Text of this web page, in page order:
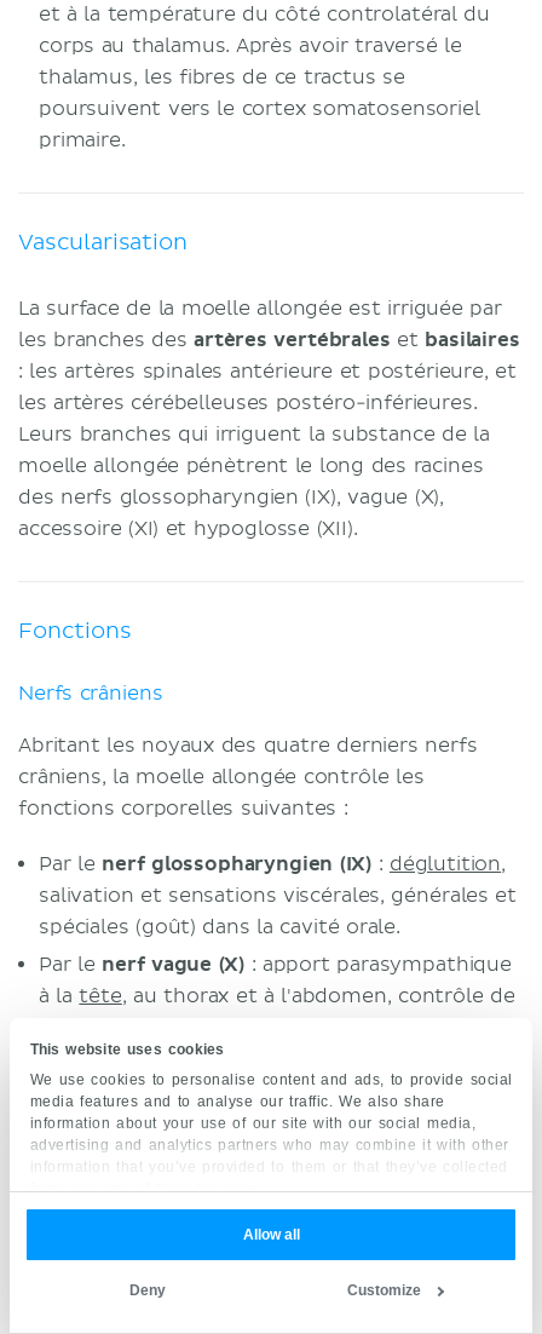
This website uses cookies
We use cookies to personalise content and ads, to provide social
media features and to analyse our traffic. We also share
information about your use of our site with our social media,
advertising and analytics partners who may combine it with other
information that you’ve provided to them or that they’ve collected
from your use of their services.
Allow all
Customize
Deny
et à la température du côté controlatéral du
corps au thalamus. Après avoir traversé le
thalamus, les fibres de ce tractus se
poursuivent vers le cortex somatosensoriel
primaire.
Vascularisation
La surface de la moelle allongée est irriguée par
les branches desartères vertébrales et basilaires
: les artères spinales antérieure et postérieure, et
les artères cérébelleuses postéro-inférieures.
Leurs branches qui irriguent la substance de la
moelle allongée pénètrent le long des racines
des nerfs glossopharyngien (IX), vague (X),
accessoire (XI) et hypoglosse (XII).
Fonctions
Nerfs crâniens
Abritant les noyaux des quatre derniers nerfs
crâniens, la moelle allongée contrôle les
fonctions corporelles suivantes :
Par le nerf glossopharyngien (IX) : déglutition,
salivation et sensations viscérales, générales et
spéciales (goût) dans la cavité orale.
Par le nerf vague (X) : apport parasympathique
à latête, au thorax et à l'abdomen, contrôle de
phonation, goût, sensation viscérale et
générale de ces régions.
Par lenerf accessoire (XI): phonation et
mouvements de la tête et des épaules.
Par lenerf hypoglosse (XII): mouvements de la
, parole et déglutition.
Centre respiratoire